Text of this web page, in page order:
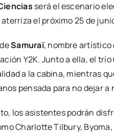
será el esce­na­rio
ate­rri­za el pró­xi­mo 25 de
Samu­raï, nom­bre artís­ti­co
Y2K. Jun­to a ella, el trío
a la cabi­na, mien­tras
pen­sa­da para no dejar
los asis­ten­tes podrán
Char­lot­te Til­bury,